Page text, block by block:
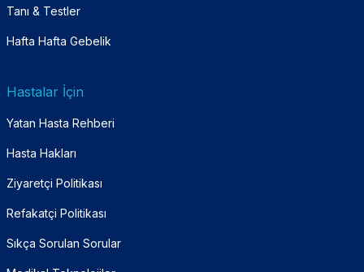
Tanı & Testler
Hafta Hafta Gebelik
Hastalar İçin
Yatan Hasta Rehberi
Hasta Hakları
Ziyaretçi Politikası
Refakatçi Politikası
Sıkça Sorulan Sorular